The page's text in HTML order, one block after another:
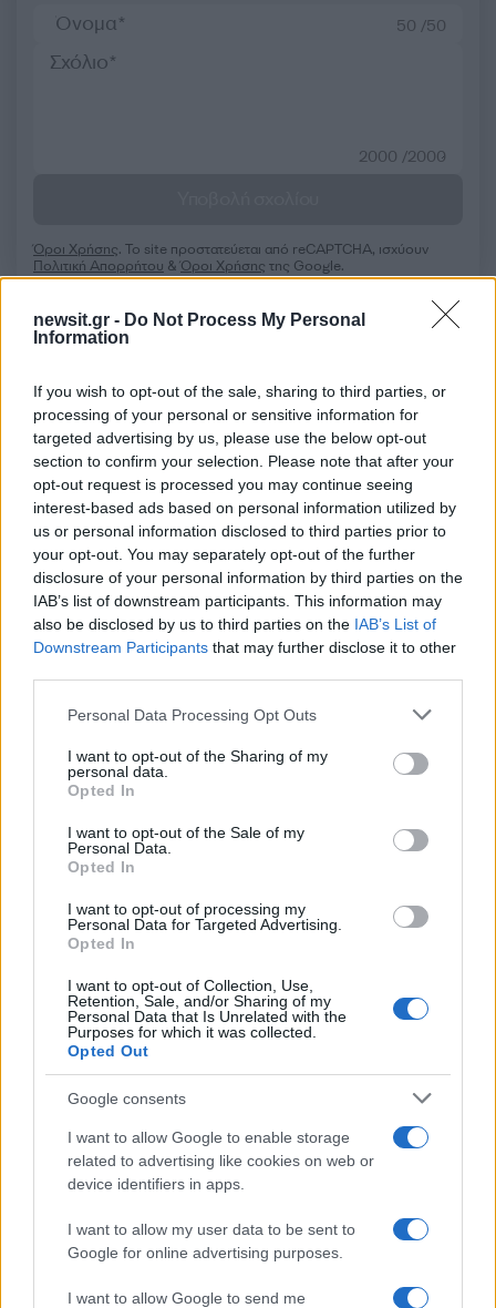
newsit.gr - Do Not Process My Personal
Information
If you wish to opt-out of the sale, sharing to third parties, or
processing of your personal or sensitive information for
targeted advertising by us, please use the below opt-out
section to confirm your selection. Please note that after your
opt-out request is processed you may continue seeing
interest-based ads based on personal information utilized by
us or personal information disclosed to third parties prior to
your opt-out. You may separately opt-out of the further
disclosure of your personal information by third parties on the
IAB’s list of downstream participants. This information may
also be disclosed by us to third parties on the IAB’s List of
Downstream Participants that may further disclose it to other
Please note that this website/app uses one or more Google
not limited to your visit or usage behaviour. You may click to
grant or deny consent to Google and its third-party tags to
use your data for below specified purposes in below Google
consent section.
Personal Data Processing Opt Outs
I want to opt-out of the Sharing of my
personal data.
Opted In
I want to opt-out of the Sale of my
Personal Data.
Opted In
I want to opt-out of processing my
Personal Data for Targeted Advertising.
Opted In
I want to opt-out of Collection, Use,
Retention, Sale, and/or Sharing of my
Personal Data that Is Unrelated with the
Purposes for which it was collected.
Opted Out
Google consents
I want to allow Google to enable storage
related to advertising like cookies on web or
device identifiers in apps.
I want to allow my user data to be sent to
Google for online advertising purposes.
I want to allow Google to send me
50 /50
2000 /2000
Όροι Χρήσης. Το site προστατεύεται από reCAPTCHA, ισχύουν
Πολιτική Απορρήτου &Όροι Χρήσης της Google.
ΕΒΕΡΕΣΤ
ΧΙΟΝΟΣΤΙΒΑΔΑ
Ακολουθήστε το Νewsit.gr στοGoogle Newsκαι
ενημερωθείτε πρώτοι για όλη την ειδησεογραφία και τα
τελευταία νέατης ημέρας
Πιο δημοφιλή
1 Σέρρες: Βίντεο ντοκουμέντο από το
τροχαίο με νεκρούς μητέρα και γιο – Ο
σύγκρουση
Marfin: Η 46χρονη πήρε προθεσμία για να
απολογηθεί την Τρίτη – «Είναι αθώα,
συμμετείχε στη διαδήλωση όπως και
Σίντνεϊ Τάουλ: Πέθανε σε ηλικία 26 ετών η
σταρ του TikTok – Kατέγραφε τη ζωή της
Μεταφορές χρημάτων: Πότε μπορεί να
θεωρηθούν δωρεές και να επιβληθεί φόρος
Κυψέλη: «Δεν μπορώ να το πιστέψω» –
Σοκαρισμένο το ζευγάρι Αμερικανών που
φιλοξενούσε τον 26χρονο Αφγανό στη
Λέσβο
Πιο σχολιασμένα
Έφυγαν οι συνεργάτες, μένει η Μαρία
Καρυστιανού - Η επόμενη μέρα για την
Canadair 515: Οι πρώτες εικόνες από την
επιχειρεί και τη νύχτα στα μέτωπα της